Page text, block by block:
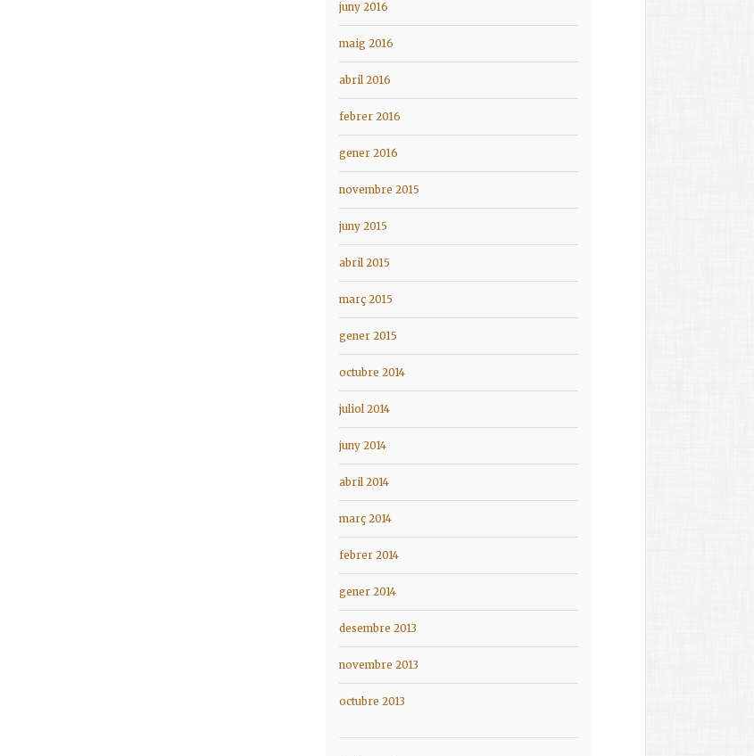
juny 2016
maig 2016
abril 2016
febrer 2016
gener 2016
novembre 2015
juny 2015
abril 2015
març 2015
gener 2015
octubre 2014
juliol 2014
juny 2014
abril 2014
març 2014
febrer 2014
gener 2014
desembre 2013
novembre 2013
octubre 2013